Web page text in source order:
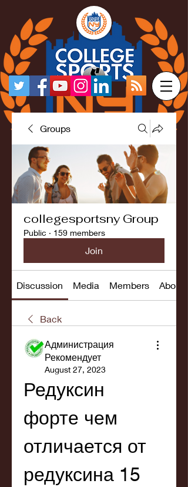
Groups
collegesportsny Group
Public · 159 members
Join
Discussion Media Members About
Back
Администрация
Рекомендует
August 27, 2023
Редуксин
форте чем
отличается от
редуксина 15